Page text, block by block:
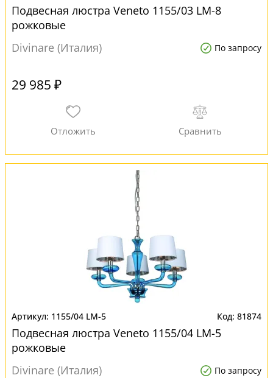
Подвесная люстра Veneto 1155/03 LM-8
рожковые
Divinare (Италия)
По запросу
29 985 ₽
1155/04 LM-5 81874
Подвесная люстра Veneto 1155/04 LM-5
рожковые
Divinare (Италия)
По запросу